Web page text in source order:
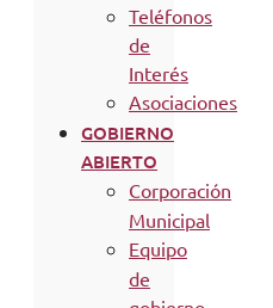
Teléfonos
de
Interés
Asociaciones
GOBIERNO
ABIERTO
Corporación
Municipal
Equipo
de